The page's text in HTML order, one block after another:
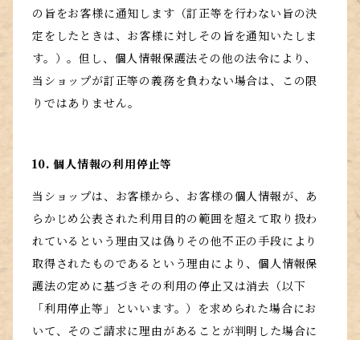
の旨をお客様に通知します（訂正等を行わない旨の決
定をしたときは、お客様に対しその旨を通知いたしま
す。）。但し、個人情報保護法その他の法令により、
当ショップが訂正等の義務を負わない場合は、この限
りではありません。
10. 個人情報の利用停止等
当ショップは、お客様から、お客様の個人情報が、あ
らかじめ公表された利用目的の範囲を超えて取り扱わ
れているという理由又は偽りその他不正の手段により
取得されたものであるという理由により、個人情報保
護法の定めに基づきその利用の停止又は消去（以下
「利用停止等」といいます。）を求められた場合にお
いて、そのご請求に理由があることが判明した場合に